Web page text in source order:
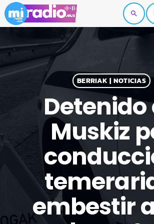
search
BERRIAK | NOTICIAS
Detenido
Muskiz
embestir